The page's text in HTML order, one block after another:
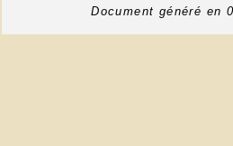
Document généré en